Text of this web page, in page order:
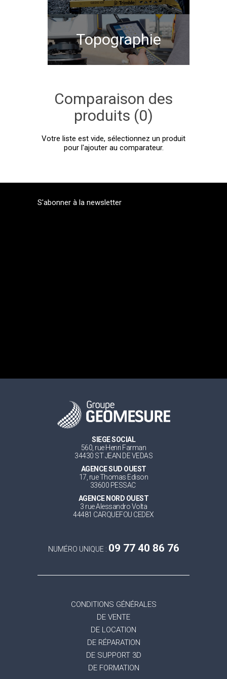
Topographie
Comparaison des
produits (0)
Votre liste est vide, sélectionnez un produit
pour l'ajouter au comparateur.
S'abonner à la newsletter
SIEGE SOCIAL
560, rue Henri Farman
34430 ST JEAN DE VEDAS
AGENCE SUD OUEST
17, rue Thomas Edison
33600 PESSAC
AGENCE NORD OUEST
3 rue Alessandro Volta
44481 CARQUEFOU CEDEX
NUMÉRO UNIQUE : 09 77 40 86 76
CONDITIONS GÉNÉRALES
DE VENTE
DE LOCATION
DE RÉPARATION
DE SUPPORT 3D
DE FORMATION